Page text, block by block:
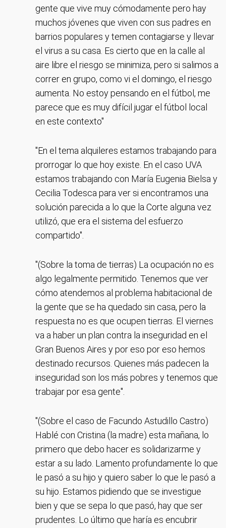
gente que vive muy cómodamente pero hay
muchos jóvenes que viven con sus padres en
barrios populares y temen contagiarse y llevar
el virus a su casa. Es cierto que en la calle al
aire libre el riesgo se minimiza, pero si salimos a
correr en grupo, como vi el domingo, el riesgo
aumenta. No estoy pensando en el fútbol, me
parece que es muy difícil jugar el fútbol local
en este contexto"
"En el tema alquileres estamos trabajando para
prorrogar lo que hoy existe. En el caso UVA
estamos trabajando con María Eugenia Bielsa y
Cecilia Todesca para ver si encontramos una
solución parecida a lo que la Corte alguna vez
utilizó, que era el sistema del esfuerzo
compartido".
"(Sobre la toma de tierras) La ocupación no es
algo legalmente permitido. Tenemos que ver
cómo atendemos al problema habitacional de
la gente que se ha quedado sin casa, pero la
respuesta no es que ocupen tierras. El viernes
va a haber un plan contra la inseguridad en el
Gran Buenos Aires y por eso por eso hemos
destinado recursos. Quienes más padecen la
inseguridad son los más pobres y tenemos que
trabajar por esa gente".
"(Sobre el caso de Facundo Astudillo Castro)
Hablé con Cristina (la madre) esta mañana, lo
primero que debo hacer es solidarizarme y
estar a su lado. Lamento profundamente lo que
le pasó a su hijo y quiero saber lo que le pasó a
su hijo. Estamos pidiendo que se investigue
bien y que se sepa lo que pasó, hay que ser
prudentes. Lo último que haría es encubrir